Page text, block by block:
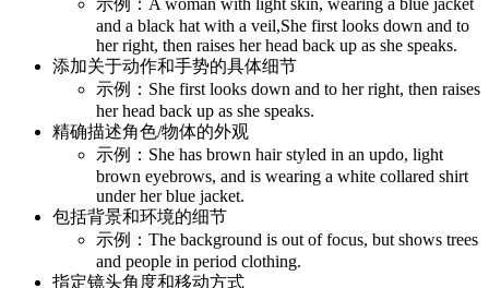
and a black hat with a veil,She first looks down and to
her right, then raises her head back up as she speaks.
添加关于动作和手势的具体细节
示例：She first looks down and to her right, then raises
her head back up as she speaks.
精确描述角色/物体的外观
示例：She has brown hair styled in an updo, light
brown eyebrows, and is wearing a white collared shirt
under her blue jacket.
包括背景和环境的细节
示例：The background is out of focus, but shows trees
and people in period clothing.
指定镜头角度和移动方式